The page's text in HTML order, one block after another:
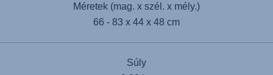
Méretek (mag. x szél. x mély.)
66 - 83 x 44 x 48 cm
Súly